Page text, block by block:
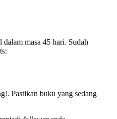
masa 45 hari. Sudah
Pastikan buku yang sedang